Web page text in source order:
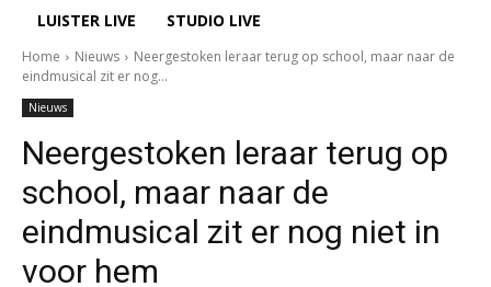
LUISTER LIVE STUDIO LIVE
Home Nieuws
Neergestoken leraar terug op school, maar naar de
eindmusical zit er nog...
Nieuws
Neergestoken leraar terug op
school, maar naar de
eindmusical zit er nog niet in
voor hem